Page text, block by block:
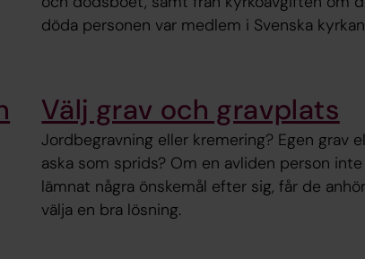
döda personen var medlem i Svenska
Välj grav och gravplats
Jordbegravning eller kremering? Egen grav
aska som sprids? Om en avliden person
lämnat några önskemål efter sig, får de
välja en bra lösning.